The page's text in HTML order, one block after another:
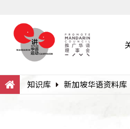
Search
知识库 新加坡华语资料库